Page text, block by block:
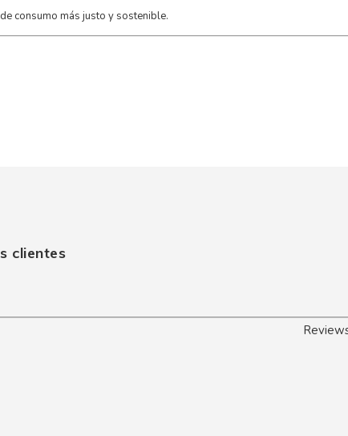
consumo más justo y sostenible.
clientes